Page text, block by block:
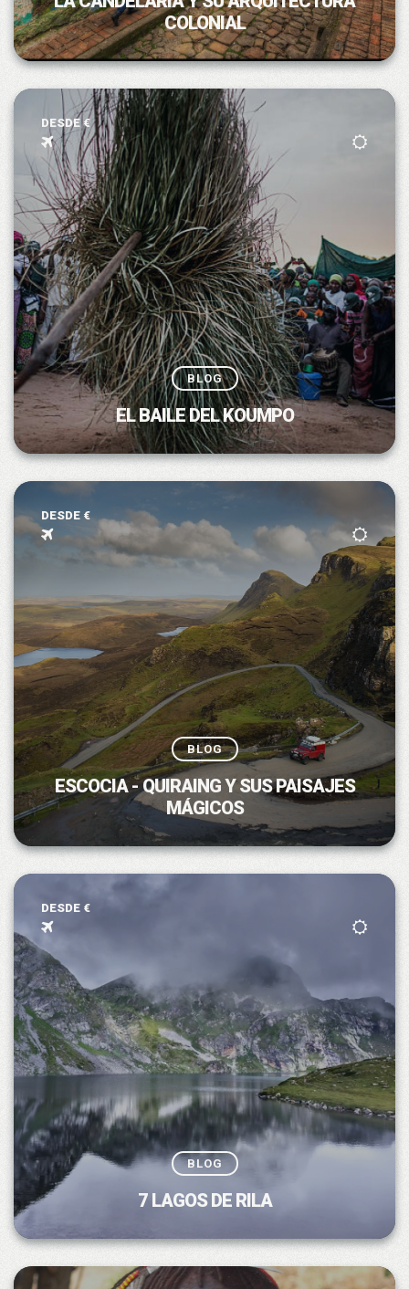
COLONIAL
DESDE €
BLOG
EL BAILE DEL KOUMPO
DESDE €
BLOG
ESCOCIA - QUIRAING Y SUS PAISAJES
MÁGICOS
DESDE €
BLOG
7 LAGOS DE RILA